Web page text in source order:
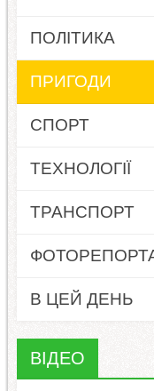
ПОЛІТИКА
ПРИГОДИ
СПОРТ
ТЕХНОЛОГІЇ
ТРАНСПОРТ
В ЦЕЙ ДЕНЬ
ВІДЕО